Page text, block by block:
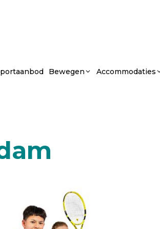
Bewegen Accommodaties